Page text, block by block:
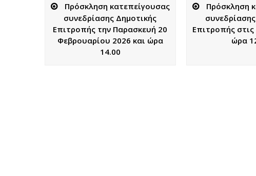
Πρόσκληση κατεπείγουσας
συνεδρίασης Δημοτικής
Επιτροπής την Παρασκευή 20
Φεβρουαρίου 2026 και ώρα
14.00
Πρόσκληση
Επιτροπής στις
ώρα